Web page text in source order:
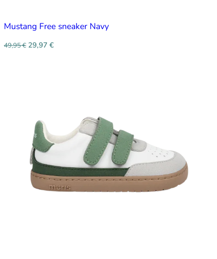
Mustang Free sneaker Navy
49,95€ 29,97 €